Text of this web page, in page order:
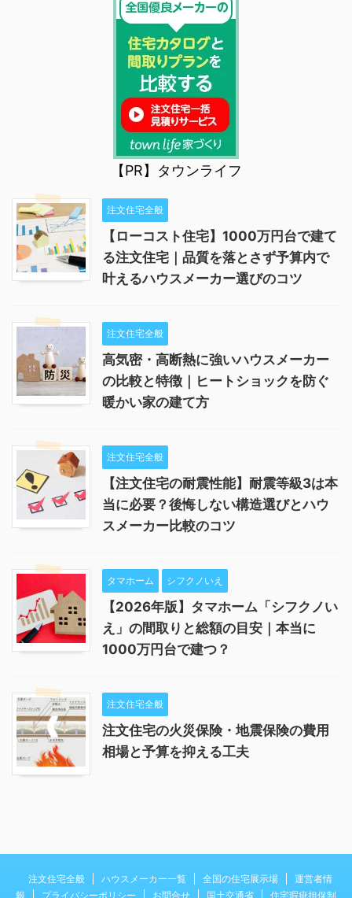
【PR】タウンライフ
注文住宅全般
【ローコスト住宅】1000万円台で建て
る注文住宅｜品質を落とさず予算内で
叶えるハウスメーカー選びのコツ
注文住宅全般
高気密・高断熱に強いハウスメーカー
の比較と特徴｜ヒートショックを防ぐ
暖かい家の建て方
注文住宅全般
【注文住宅の耐震性能】耐震等級3は本
当に必要？後悔しない構造選びとハウ
スメーカー比較のコツ
タマホーム シフクノいえ
【2026年版】タマホーム「シフクノい
え」の間取りと総額の目安｜本当に
1000万円台で建つ？
注文住宅全般
注文住宅の火災保険・地震保険の費用
相場と予算を抑える工夫
注文住宅全般 ハウスメーカー一覧 全国の住宅展示場
運営者情
報
プライバシーポリシー お問合せ 国土交通省 住宅瑕疵担保制